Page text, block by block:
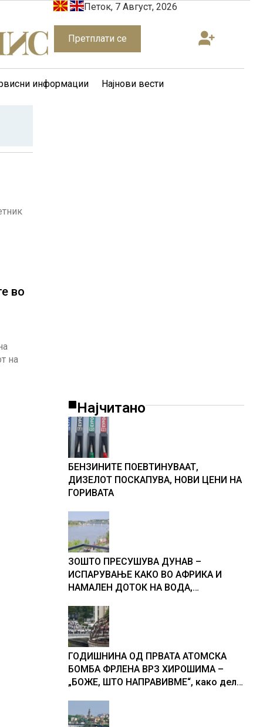
Петок, 7 Август, 2026
Претплати се
информации Најнови вести
во
на
Најчитано
БЕНЗИНИТЕ ПОЕВТИНУВААТ,
ДИЗЕЛОТ ПОСКАПУВА, НОВИ ЦЕНИ НА
ГОРИВАТА
ЗОШТО ПРЕСУШУВА ДУНАВ –
ИСПАРУВАЊЕ КАКО ВО АФРИКА И
НАМАЛЕН ДОТОК НА ВОДА,
Србија
ГОДИШНИНА ОД ПРВАТА АТОМСКА
БОМБА ФРЛЕНА ВРЗ ХИРОШИМА –
„БОЖЕ, ШТО НАПРАВИВМЕ“, како дел
учесниците во бомбардирањето го
доживуваа овој настан што го